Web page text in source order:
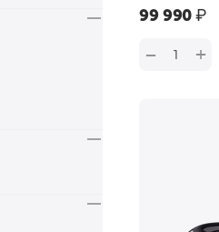
‍99 990‍₽
+
−